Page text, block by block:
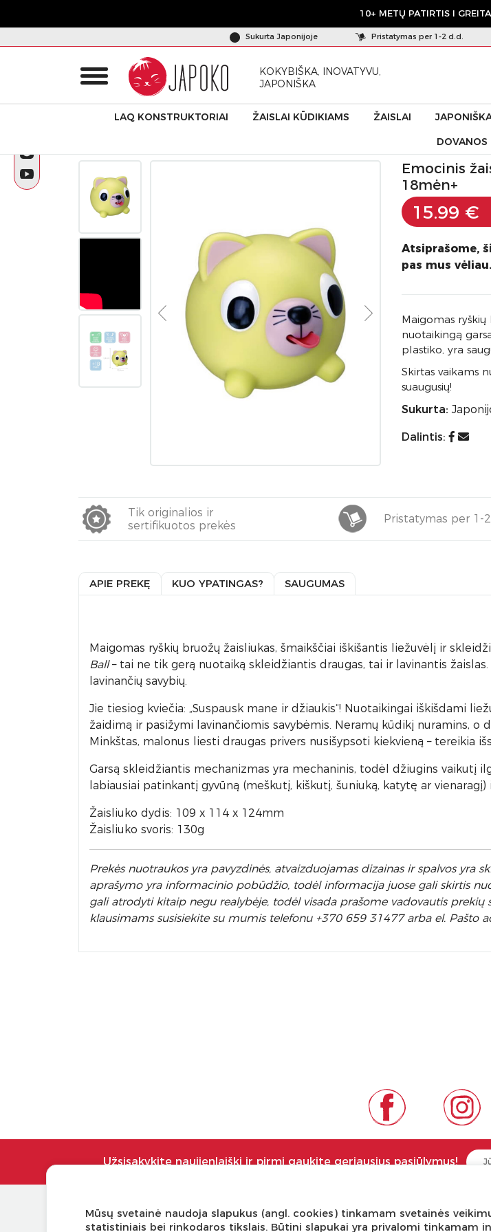
10+ METŲ PATIRTIS I
Sukurta Japonijoje Pristatymas per 1-2 d.d.
KOKYBIŠKA, INOVATYVU,
JAPONIŠKA
LAQ KONSTRUKTORIAI ŽAISLAI KŪDIKIAMS ŽAISLAI
DOVANOS
Emocinis
18mėn+
15.99 €
Atsiprašome,
pas mus vėliau.
Maigomas ryškių
nuotaikingą
plastiko, yra
Skirtas vaikams
suaugusių!
Sukurta:
Dalintis:
Tik originalios ir
sertifikuotos prekės
Pristatymas per 1-
APIE PREKĘ KUO YPATINGAS? SAUGUMAS
Maigomas ryškių bruožų žaisliukas, šmaikščiai iškišantis liežuvėlį ir
Ball– tai ne tik gerą nuotaiką skleidžiantis draugas, tai ir lavinantis
lavinančių savybių.
Jie tiesiog kviečia: „Suspausk mane ir džiaukis“! Nuotaikingai iškišdami
žaidimą ir pasižymi lavinančiomis savybėmis. Neramų kūdikį nuramins,
Minkštas, malonus liesti draugas privers nusišypsoti kiekvieną – tereikia
Garsą skleidžiantis mechanizmas yra mechaninis, todėl džiugins vaikutį
labiausiai patinkantį gyvūną (meškutį, kiškutį, šuniuką, katytę ar
Žaisliuko dydis: 109 x 114 x 124mm
Žaisliuko svoris: 130g
Prekės nuotraukos yra pavyzdinės, atvaizduojamas dizainas ir spalvos yra
aprašymo yra informacinio pobūdžio, todėl informacija juose gali skirtis
gali atrodyti kitaip negu realybėje, todėl visada prašome vadovautis prekių
klausimams susisiekite su mumis telefonu +370 659 31477 arba el. Pašto
Užsisakykite naujienlaiškį ir pirmi gaukite geriausius pasiūlymus!
KLIENTŲ APTARNAVIMAS NAUDINGA ŽINOTI APIE
Mūsų svetainė naudoja slapukus (angl. cookies) tinkamam svetainės
statistiniais bei rinkodaros tikslais. Būtini slapukai yra privalomi tinkamam